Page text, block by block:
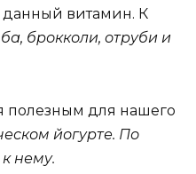
витамин. К
брокколи, отруби и
полезным для нашего
йогурте. По
нему.